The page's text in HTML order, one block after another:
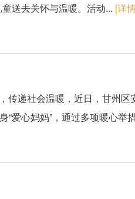
送去关怀与温暖。活动... [详
递社会温暖，近日，甘州区
爱心妈妈”，通过多项暖心举